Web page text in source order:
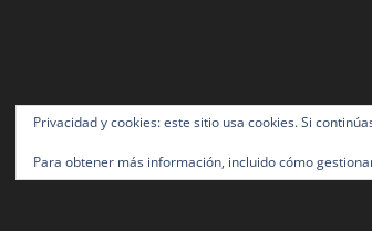
Privacidad y cookies: este sitio usa cookies. Si
Para obtener más información, incluido cómo